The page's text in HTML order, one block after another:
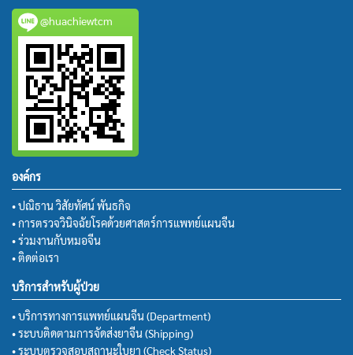
@huachiewtcm
องค์กร
• ปณิธาน วิสัยทัศน์ พันธกิจ
• การตรวจวินิจฉัยโรคด้วยศาสตร์การแพทย์แผนจีน
• ร่วมงานกับหมอจีน
• ติดต่อเรา
บริการสำหรับผู้ป่วย
• บริการทางการแพทย์แผนจีน (Department)
• ระบบติดตามการจัดส่งยาจีน (Shipping)
• ระบบตรวจสอบสถานะใบยา (Check Status)